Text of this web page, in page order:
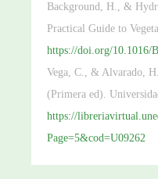
Background, H., &
Practical Guide to
https://doi.org/10.1016/
Vega, C., & Alvarado,
(Primera ed).
https://
Page=5&cod=U09262